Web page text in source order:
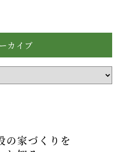
カイブ
の家づくりを